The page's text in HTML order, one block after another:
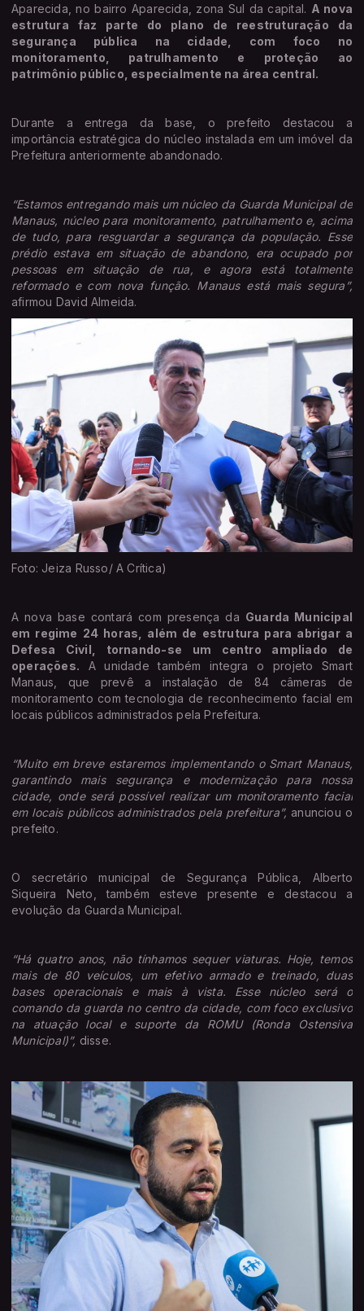
Aparecida, no bairro Aparecida, zona Sul da capital. A nova
estrutura faz parte do plano de reestruturação da
segurança pública na cidade, com foco no
monitoramento, patrulhamento e proteção ao
patrimônio público, especialmente na área central.
Durante a entrega da base, o prefeito destacou a
importância estratégica do núcleo instalada em um imóvel da
Prefeitura anteriormente abandonado.
“Estamos entregando mais um núcleo da Guarda Municipal de
Manaus, núcleo para monitoramento, patrulhamento e, acima
de tudo, para resguardar a segurança da população. Esse
prédio estava em situação de abandono, era ocupado por
pessoas em situação de rua, e agora está totalmente
reformado e com nova função. Manaus está mais segura”,
afirmou David Almeida.
Foto: Jeiza Russo/ A Crítica)
A nova base contará com presença da Guarda Municipal
em regime 24 horas, além de estrutura para abrigar a
Defesa Civil, tornando-se um centro ampliado de
operações. A unidade também integra o projeto Smart
Manaus, que prevê a instalação de 84 câmeras de
monitoramento com tecnologia de reconhecimento facial em
locais públicos administrados pela Prefeitura.
“Muito em breve estaremos implementando o Smart Manaus,
garantindo mais segurança e modernização para nossa
cidade, onde será possível realizar um monitoramento facial
em locais públicos administrados pela prefeitura”, anunciou o
prefeito.
O secretário municipal de Segurança Pública, Alberto
Siqueira Neto, também esteve presente e destacou a
evolução da Guarda Municipal.
“Há quatro anos, não tínhamos sequer viaturas. Hoje, temos
mais de 80 veículos, um efetivo armado e treinado, duas
bases operacionais e mais à vista. Esse núcleo será o
comando da guarda no centro da cidade, com foco exclusivo
na atuação local e suporte da ROMU (Ronda Ostensiva
Municipal)”, disse.